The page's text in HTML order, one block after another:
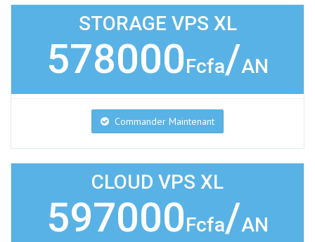
STORAGE VPS XL
578000Fcfa/AN
Commander Maintenant
CLOUD VPS XL
597000Fcfa/AN